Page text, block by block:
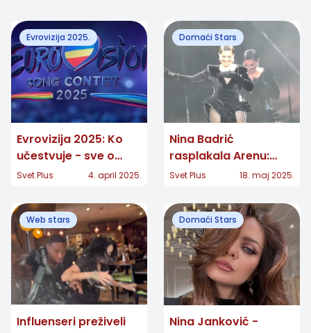
Evrovizija 2025.
Evrovizija 2025: Ko
učestvuje - sve o
takmičenju u Bazelu!
Svet Plus 4. april 2025.
Domaći Stars
Nina Badrić
rasplakala Arenu:
Emocije preplavile
Svet Plus 18. maj 2025.
Web stars
Influenseri preživeli
Domaći Stars
Nina Janković -